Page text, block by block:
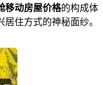
移动房屋价格的构成体
住方式的神秘面纱。